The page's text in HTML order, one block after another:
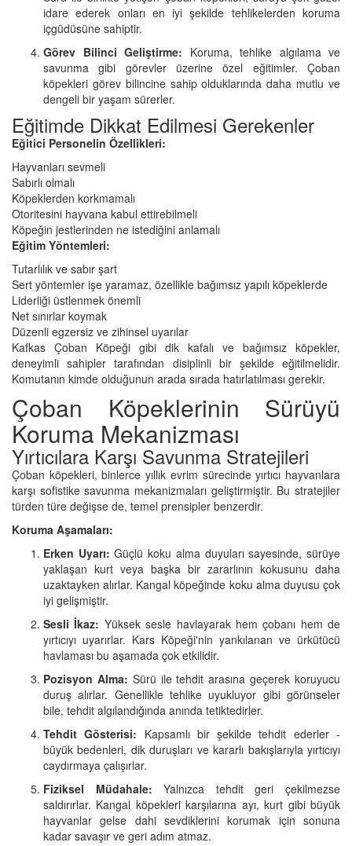
idare ederek onları en iyi şekilde tehlikelerden koruma
içgüdüsüne sahiptir.
Görev Bilinci Geliştirme: Koruma, tehlike algılama ve
savunma gibi görevler üzerine özel eğitimler. Çoban
köpekleri görev bilincine sahip olduklarında daha mutlu ve
dengeli bir yaşam sürerler.
Eğitimde Dikkat Edilmesi Gerekenler
Eğitici Personelin Özellikleri:
Hayvanları sevmeli
Sabırlı olmalı
Köpeklerden korkmamalı
Otoritesini hayvana kabul ettirebilmeli
Köpeğin jestlerinden ne istediğini anlamalı
Eğitim Yöntemleri:
Tutarlılık ve sabır şart
Sert yöntemler işe yaramaz, özellikle bağımsız yapılı köpeklerde
Liderliği üstlenmek önemli
Net sınırlar koymak
Düzenli egzersiz ve zihinsel uyarılar
Kafkas Çoban Köpeği gibi dik kafalı ve bağımsız köpekler,
deneyimli sahipler tarafından disiplinli bir şekilde eğitilmelidir.
Komutanın kimde olduğunun arada sırada hatırlatılması gerekir.
Çoban Köpeklerinin Sürüyü
Koruma Mekanizması
Yırtıcılara Karşı Savunma Stratejileri
Çoban köpekleri, binlerce yıllık evrim sürecinde yırtıcı hayvanlara
karşı sofistike savunma mekanizmaları geliştirmiştir. Bu stratejiler
türden türe değişse de, temel prensipler benzerdir.
Koruma Aşamaları:
Erken Uyarı: Güçlü koku alma duyuları sayesinde, sürüye
yaklaşan kurt veya başka bir zararlının kokusunu daha
uzaktayken alırlar. Kangal köpeğinde koku alma duyusu çok
iyi gelişmiştir.
Sesli İkaz: Yüksek sesle havlayarak hem çobanı hem de
yırtıcıyı uyarırlar. Kars Köpeği'nin yankılanan ve ürkütücü
havlaması bu aşamada çok etkilidir.
Pozisyon Alma: Sürü ile tehdit arasına geçerek koruyucu
duruş alırlar. Genellikle tehlike uyukluyor gibi görünseler
bile, tehdit algılandığında anında tetiktedirler.
Tehdit Gösterisi: Kapsamlı bir şekilde tehdit ederler -
büyük bedenleri, dik duruşları ve kararlı bakışlarıyla yırtıcıyı
caydırmaya çalışırlar.
Fiziksel Müdahale: Yalnızca tehdit geri çekilmezse
saldırırlar. Kangal köpekleri karşılarına ayı, kurt gibi büyük
hayvanlar gelse dahi sevdiklerini korumak için sonuna
kadar savaşır ve geri adım atmaz.